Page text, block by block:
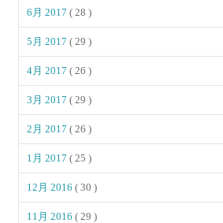
6月 2017( 28 )
5月 2017( 29 )
4月 2017( 26 )
3月 2017( 29 )
2月 2017( 26 )
1月 2017( 25 )
12月 2016( 30 )
11月 2016( 29 )